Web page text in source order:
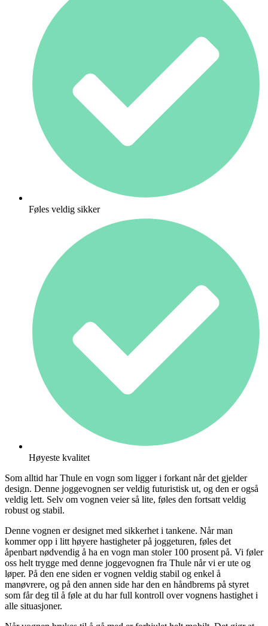
Føles veldig sikker
Høyeste kvalitet
Som alltid har Thule en vogn som ligger i forkant når det gjelder
design. Denne joggevognen ser veldig futuristisk ut, og den er også
veldig lett. Selv om vognen veier så lite, føles den fortsatt veldig
robust og stabil.
Denne vognen er designet med sikkerhet i tankene. Når man
kommer opp i litt høyere hastigheter på joggeturen, føles det
åpenbart nødvendig å ha en vogn man stoler 100 prosent på. Vi føler
oss helt trygge med denne joggevognen fra Thule når vi er ute og
løper. På den ene siden er vognen veldig stabil og enkel å
manøvrere, og på den annen side har den en håndbrems på styret
som får deg til å føle at du har full kontroll over vognens hastighet i
alle situasjoner.